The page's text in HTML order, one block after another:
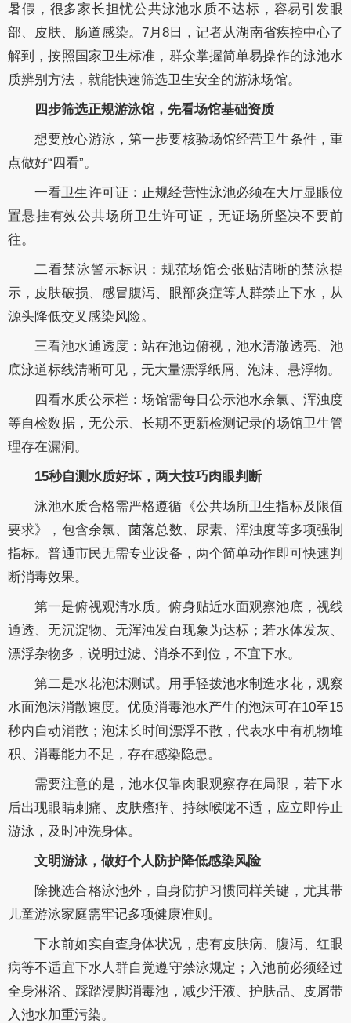
暑假，很多家长担忧公共泳池水质不达标，容易引发眼
部、皮肤、肠道感染。7月8日，记者从湖南省疾控中心了
解到，按照国家卫生标准，群众掌握简单易操作的泳池水
质辨别方法，就能快速筛选卫生安全的游泳场馆。
四步筛选正规游泳馆，先看场馆基础资质
想要放心游泳，第一步要核验场馆经营卫生条件，重
点做好“四看”。
一看卫生许可证：正规经营性泳池必须在大厅显眼位
置悬挂有效公共场所卫生许可证，无证场所坚决不要前
往。
二看禁泳警示标识：规范场馆会张贴清晰的禁泳提
示，皮肤破损、感冒腹泻、眼部炎症等人群禁止下水，从
源头降低交叉感染风险。
三看池水通透度：站在池边俯视，池水清澈透亮、池
底泳道标线清晰可见，无大量漂浮纸屑、泡沫、悬浮物。
四看水质公示栏：场馆需每日公示池水余氯、浑浊度
等自检数据，无公示、长期不更新检测记录的场馆卫生管
理存在漏洞。
15秒自测水质好坏，两大技巧肉眼判断
泳池水质合格需严格遵循《公共场所卫生指标及限值
要求》，包含余氯、菌落总数、尿素、浑浊度等多项强制
指标。普通市民无需专业设备，两个简单动作即可快速判
断消毒效果。
第一是俯视观清水质。俯身贴近水面观察池底，视线
通透、无沉淀物、无浑浊发白现象为达标；若水体发灰、
漂浮杂物多，说明过滤、消杀不到位，不宜下水。
第二是水花泡沫测试。用手轻拨池水制造水花，观察
水面泡沫消散速度。优质消毒池水产生的泡沫可在10至15
秒内自动消散；泡沫长时间漂浮不散，代表水中有机物堆
积、消毒能力不足，存在感染隐患。
需要注意的是，池水仅靠肉眼观察存在局限，若下水
后出现眼睛刺痛、皮肤瘙痒、持续喉咙不适，应立即停止
游泳，及时冲洗身体。
文明游泳，做好个人防护降低感染风险
除挑选合格泳池外，自身防护习惯同样关键，尤其带
儿童游泳家庭需牢记多项健康准则。
下水前如实自查身体状况，患有皮肤病、腹泻、红眼
病等不适宜下水人群自觉遵守禁泳规定；入池前必须经过
全身淋浴、踩踏浸脚消毒池，减少汗液、护肤品、皮屑带
入池水加重污染。